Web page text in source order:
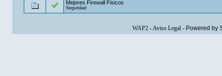
Mejores Firewall Fisicos
Seguridad
WAP2-Aviso Legal- Powered by